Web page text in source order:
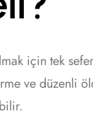
için tek
ve düzenli